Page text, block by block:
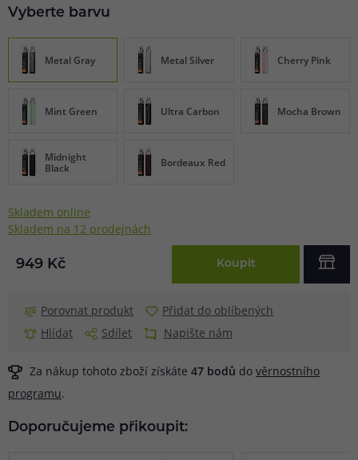
Vyberte barvu
Metal Gray Metal Silver Cherry Pink
Mint Green Ultra Carbon Mocha Brown
Midnight
Black
Bordeaux Red
Skladem online
Skladem na 12 prodejnách
949 Kč Koupit
Porovnat produkt
Přidat do oblíbených
Hlídat
Sdílet Napište nám
Za nákup tohoto zboží získáte 47 bodů do věrnostního
programu.
Doporučujeme přikoupit: